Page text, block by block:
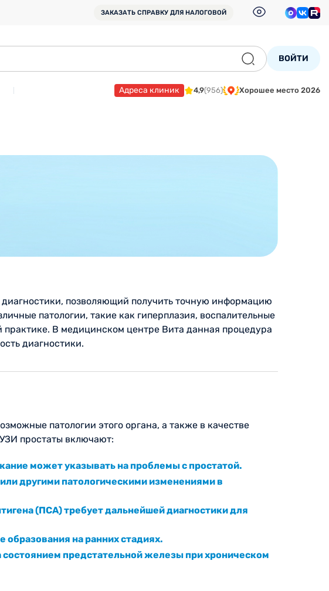
ЗАКАЗАТЬ СПРАВКУ ДЛЯ НАЛОГОВОЙ
ВОЙТИ
Адреса клиник 4,9(956) Хорошее место 2026
позволяющий получить точную информацию
патологии, такие как гиперплазия, воспалительные
В медицинском центре Вита данная процедура
диагностики.
патологии этого органа, а также в качестве
простаты включают:
может указывать на проблемы с простатой.
другими патологическими изменениями в
(ПСА) требует дальнейшей диагностики для
на ранних стадиях.
предстательной железы при хроническом